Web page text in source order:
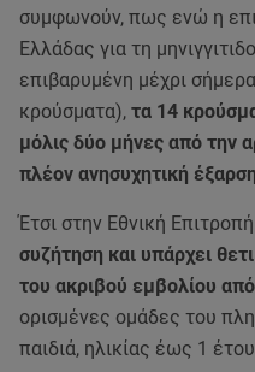
συμφωνούν, πως ενώ η
Ελλάδας για τη
επιβαρυμένη μέχρι
κρούσματα), τα 14
μόλις δύο μήνες από την
πλέον ανησυχητική
Έτσι στην Εθνική
συζήτηση και υπάρχει
του ακριβού εμβολίου
ορισμένες ομάδες του
παιδιά, ηλικίας έως 1